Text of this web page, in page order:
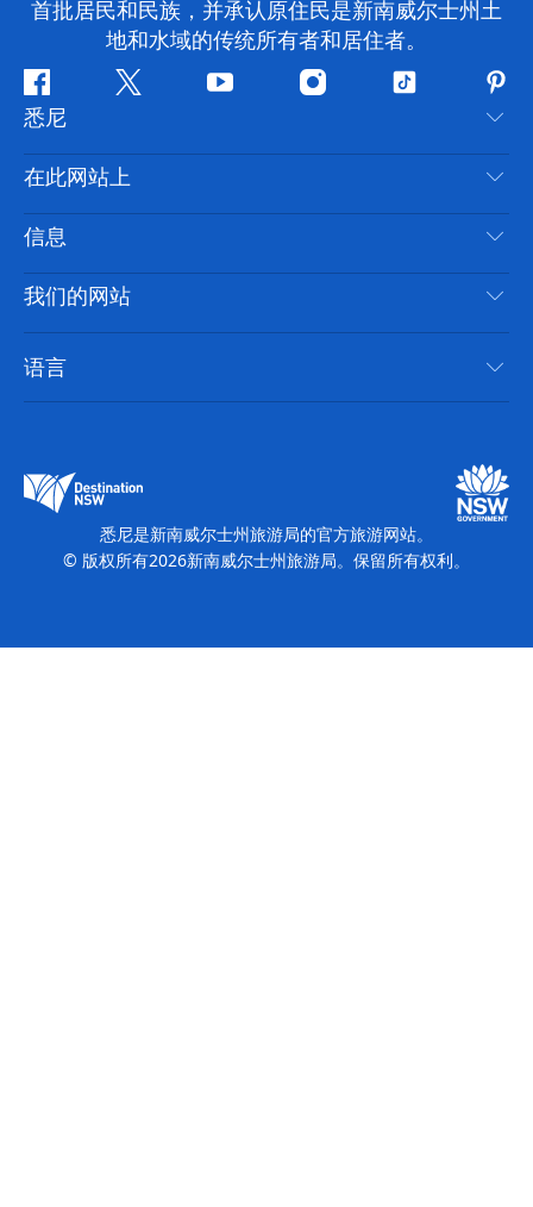
首批居民和民族，并承认原住民是新南威尔士州土
地和水域的传统所有者和居住者。
Facebook叽
喳
喳
YouTube Instagram抖
悉尼
联系我们
免责声明
隐私
Cookie 通知
在此网站上
目的地
推荐活动
新南威尔士州公路旅行
活动
住宿
信息
旅行信息
无障碍悉尼
列出您的业务
我们的网站
新南威尔士州旅游局媒体中心
缤纷悉尼灯光音乐节
语言
悉尼是新南威尔士州旅游局的官方旅游网站。
© 版权所有2026新南威尔士州旅游局。保留所有权利。